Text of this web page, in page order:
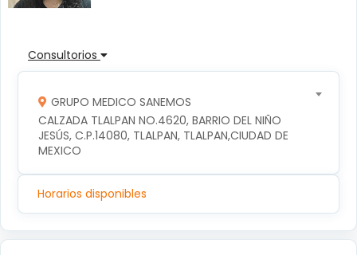
Consultorios
GRUPO MEDICO SANEMOS
CALZADA TLALPAN NO.4620, BARRIO DEL NIÑO
JESÚS, C.P.14080, TLALPAN, TLALPAN,CIUDAD DE
MEXICO
Horarios disponibles